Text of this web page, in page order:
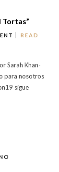
Tortas”
READ
Sarah Khan-
para nosotros
sigue